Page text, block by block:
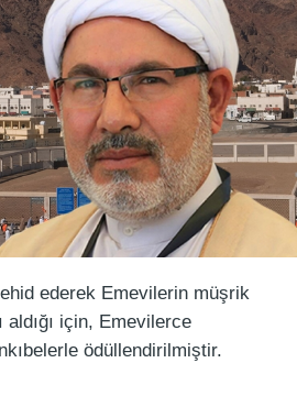
ederek Emevilerin müşrik
aldığı için, Emevilerce
ödüllendirilmiştir.